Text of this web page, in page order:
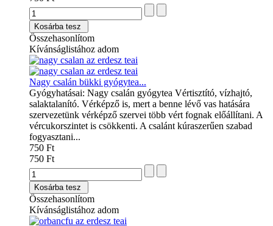
Kosárba tesz
Összehasonlítom
Kívánságlistához adom
Nagy csalán bükki gyógytea...
Gyógyhatásai: Nagy csalán gyógytea Vértisztító, vízhajtó,
salaktalanító. Vérképző is, mert a benne lévő vas hatására
szervezetünk vérképző szervei több vért fognak előállítani. A
vércukorszintet is csökkenti. A csalánt kúraszerűen szabad
fogyasztani...
750 Ft
750 Ft
Kosárba tesz
Összehasonlítom
Kívánságlistához adom